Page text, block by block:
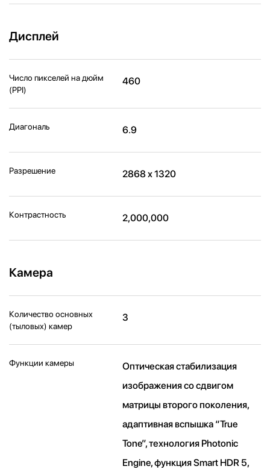
Дисплей
Число пикселей на дюйм
(PPI)
460
Диагональ 6.9
Разрешение 2868 x 1320
Контрастность 2,000,000
Камера
Количество основных
(тыловых) камер
3
Функции камеры
Оптическая стабилизация
изображения со сдвигом
матрицы второго поколения,
адаптивная вспышка “True
Tone”, технология Photonic
Engine, функция Smart HDR 5,